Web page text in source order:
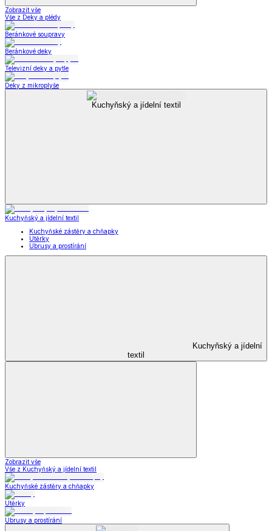
Zobrazit vše
Vše z Deky a plédy
Beránkové soupravy
Beránkové deky
Televizní deky a pytle
Deky z mikroplyše
Kuchyňský a jídelní textil
Kuchyňský a jídelní textil
Kuchyňské zástěry a chňapky
Utěrky
Ubrusy a prostírání
Kuchyňský a jídelní
textil
Zobrazit vše
Vše z Kuchyňský a jídelní textil
Kuchyňské zástěry a chňapky
Utěrky
Ubrusy a prostírání